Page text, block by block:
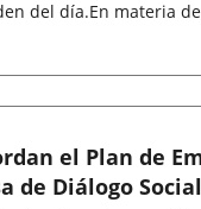
del día.En materia
el Plan de
de Diálogo Social